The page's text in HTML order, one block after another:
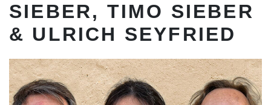
SIEBER, TIMO SIEBER
& ULRICH SEYFRIED